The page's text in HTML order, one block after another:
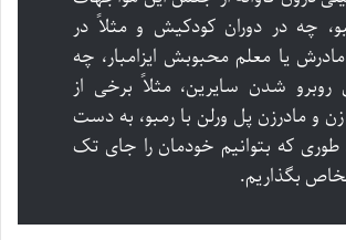
چه در دوران کودکیش و مثلاً در
یا معلم محبوبش ایزامبار، چه
شدن سایرین، مثلاً برخی از
و مادرزن پل ورلن با رمبو، به دست
طوری که بتوانیم خودمان را جای تک
بگذاریم.